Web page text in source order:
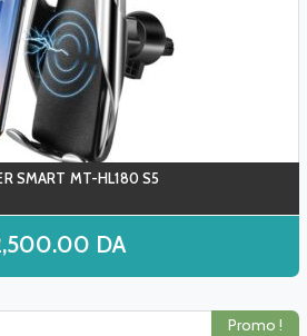
SMART MT-HL180 S5
DA
Promo !